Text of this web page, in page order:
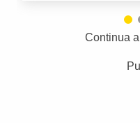
Continua